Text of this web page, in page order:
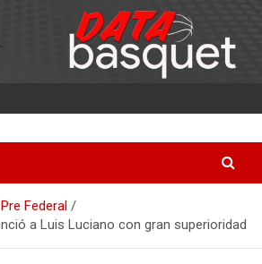
Pre Federal
a Luis Luciano con gran superioridad